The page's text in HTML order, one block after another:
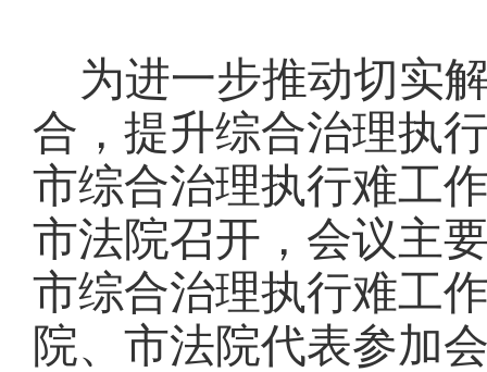
为进一步推动切实
合，提升综合治理执
市综合治理执行难工
市法院召开，会议主
市综合治理执行难工
院、市法院代表参加